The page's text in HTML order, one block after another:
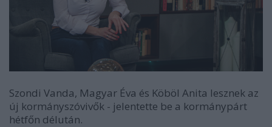
Szondi Vanda, Magyar Éva és Köböl Anita lesznek az
új kormányszóvivők - jelentette be a kormánypárt
hétfőn délután.